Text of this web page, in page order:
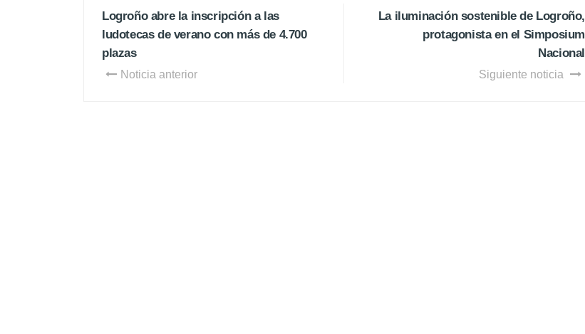
Logroño abre la inscripción a las
ludotecas de verano con más de 4.700
plazas
Noticia anterior
La iluminación sostenible de Logroño,
protagonista en el Simposium
Nacional
Siguiente noticia